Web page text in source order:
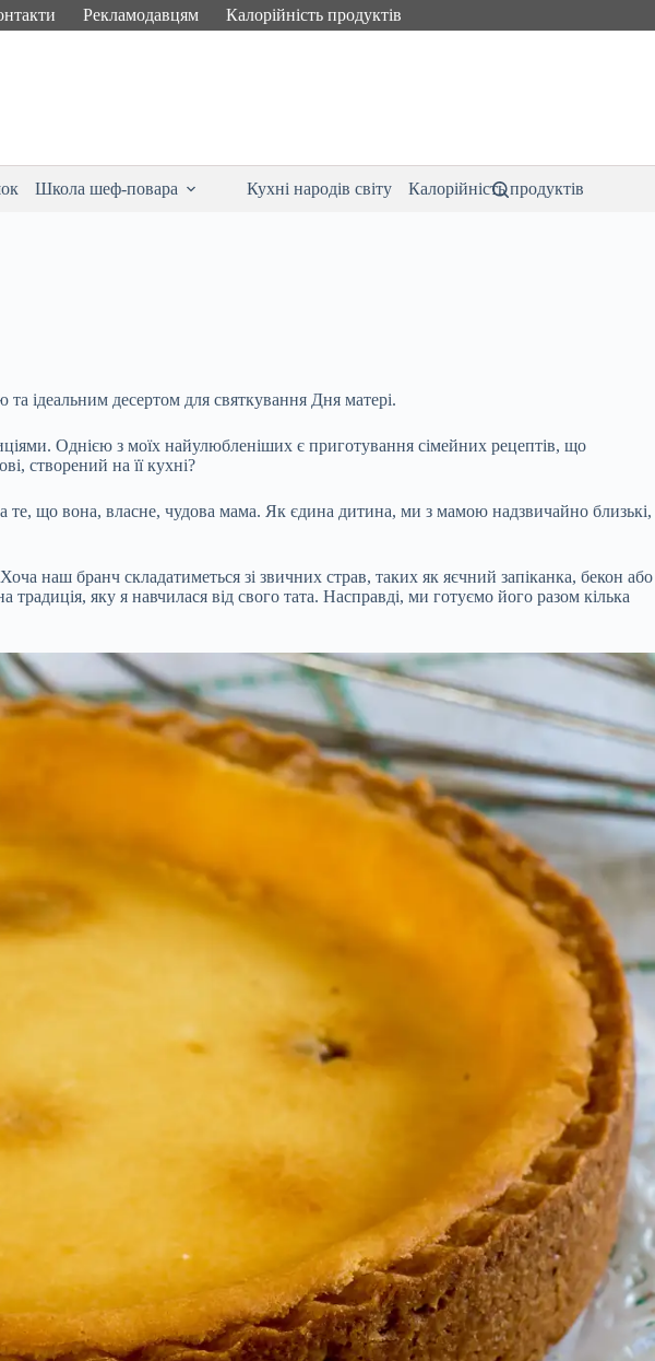
Рекламодавцям Калорійність продуктів
Школа шеф-повара Кухні народів світу Калорійність продуктів
ідеальним десертом для святкування Дня матері.
Однією з моїх найулюбленіших є приготування сімейних рецептів, що
створений на її кухні?
що вона, власне, чудова мама. Як єдина дитина, ми з мамою надзвичайно близькі,
наш бранч складатиметься зі звичних страв, таких як яєчний запіканка, бекон або
яку я навчилася від свого тата. Насправді, ми готуємо його разом кілька